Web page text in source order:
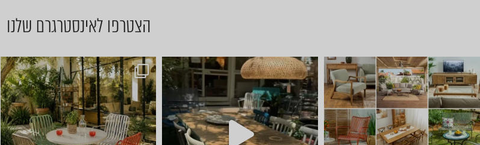
הצטרפו לאינסטרגרם שלנו
יום שישי 🔆 🌈 ניפגש אצלנו ב חדש ⭐ קונטיינרים של ריהוט ל ועכשיו הגיע הזמן לשולחן הסל